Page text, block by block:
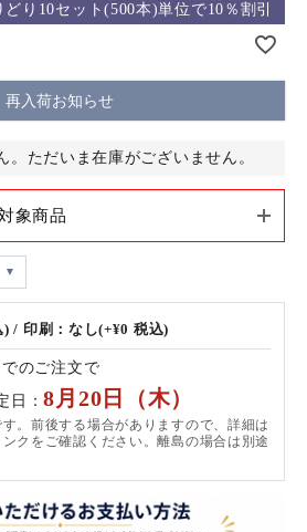
り10セット(500本)単位で10％割引
再入荷お知らせ
。ただいま在庫がございません。
象商品
/ 印刷：なし(+¥0 税込)
のご注文で
日：8月20日（木）
。前後する場合がありますので、詳細は
クをご確認ください。離島の場合は別途